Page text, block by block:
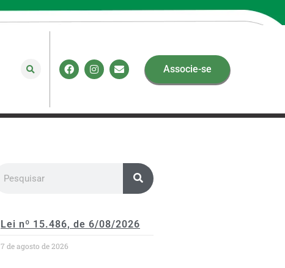
Associe-se
Lei nº 15.486, de 6/08/2026
7 de agosto de 2026